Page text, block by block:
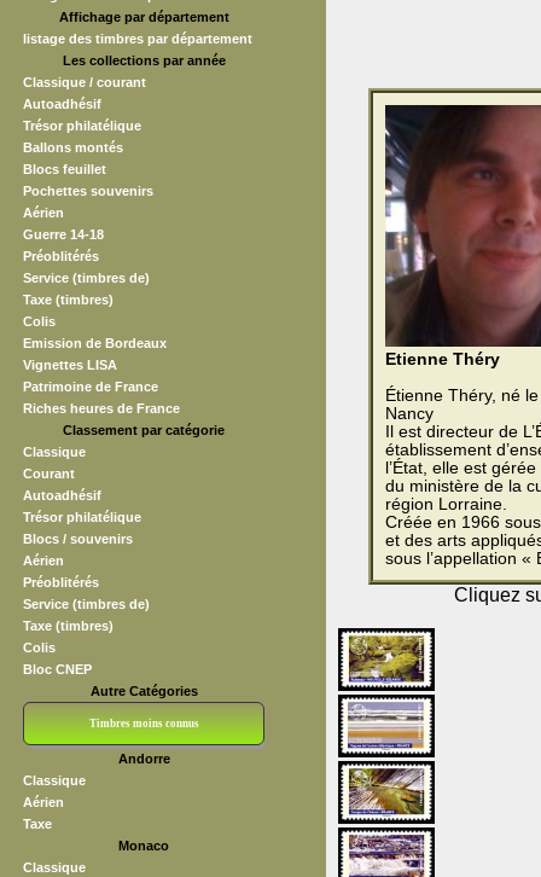
Affichage par département
listage des timbres par département
Les collections par année
Classique / courant
Autoadhésif
Trésor philatélique
Ballons montés
Blocs feuillet
Pochettes souvenirs
Aérien
Guerre 14-18
Préoblitérés
Service (timbres de)
Taxe (timbres)
Colis
Emission de Bordeaux
Vignettes LISA
Patrimoine de France
Riches heures de France
Classement par catégorie
Classique
Courant
Autoadhésif
Trésor philatélique
Blocs / souvenirs
Aérien
Préoblitérés
Service (timbres de)
Taxe (timbres)
Colis
Bloc CNEP
Autre Catégories
Timbres moins connus
Andorre
Classique
Aérien
Taxe
Monaco
Classique
Etienne Théry
Étienne Théry, né
Nancy
Il est directeur de
établissement
l’État, elle est
du ministère de la
région Lorraine.
Créée en 1966
et des arts
sous l’appellation «
Cliquez